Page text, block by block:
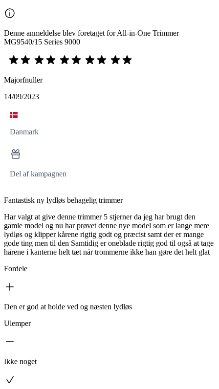
Denne anmeldelse blev foretaget for All-in-One Trimmer
MG9540/15 Series 9000
Majorfnuller
14/09/2023
Danmark
Del af kampagnen
Fantastisk ny lydløs behagelig trimmer
Har valgt at give denne trimmer 5 stjerner da jeg har brugt den
gamle model og nu har prøvet denne nye model som er lange mere
lydløs og klipper kårene rigtig godt og præcist samt der er mange
gode ting men til den Samtidig er oneblade rigtig god til også at tage
hårene i kanterne helt tæt når trommerne ikke han gøre det helt glat
Fordele
Den er god at holde ved og næsten lydløs
Ulemper
Ikke noget